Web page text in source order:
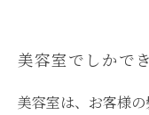
美容室でしかで
美容室は、お客様